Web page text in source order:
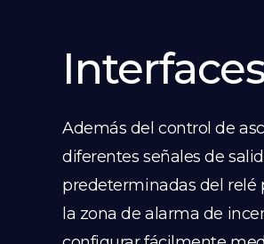
Además del control de
diferentes señales de
predeterminadas del relé
la zona de alarma de